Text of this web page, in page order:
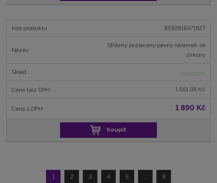
8592818471827
Stříbrný pozlacený pevný náramek se
zirkony
skladem
1 561,98 Kč
1 890 Kč
Koupit
1 2 3 4 5 ... 9